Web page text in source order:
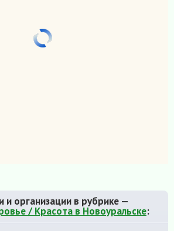
и организации в рубрике —
/ Красота в Новоуральске: